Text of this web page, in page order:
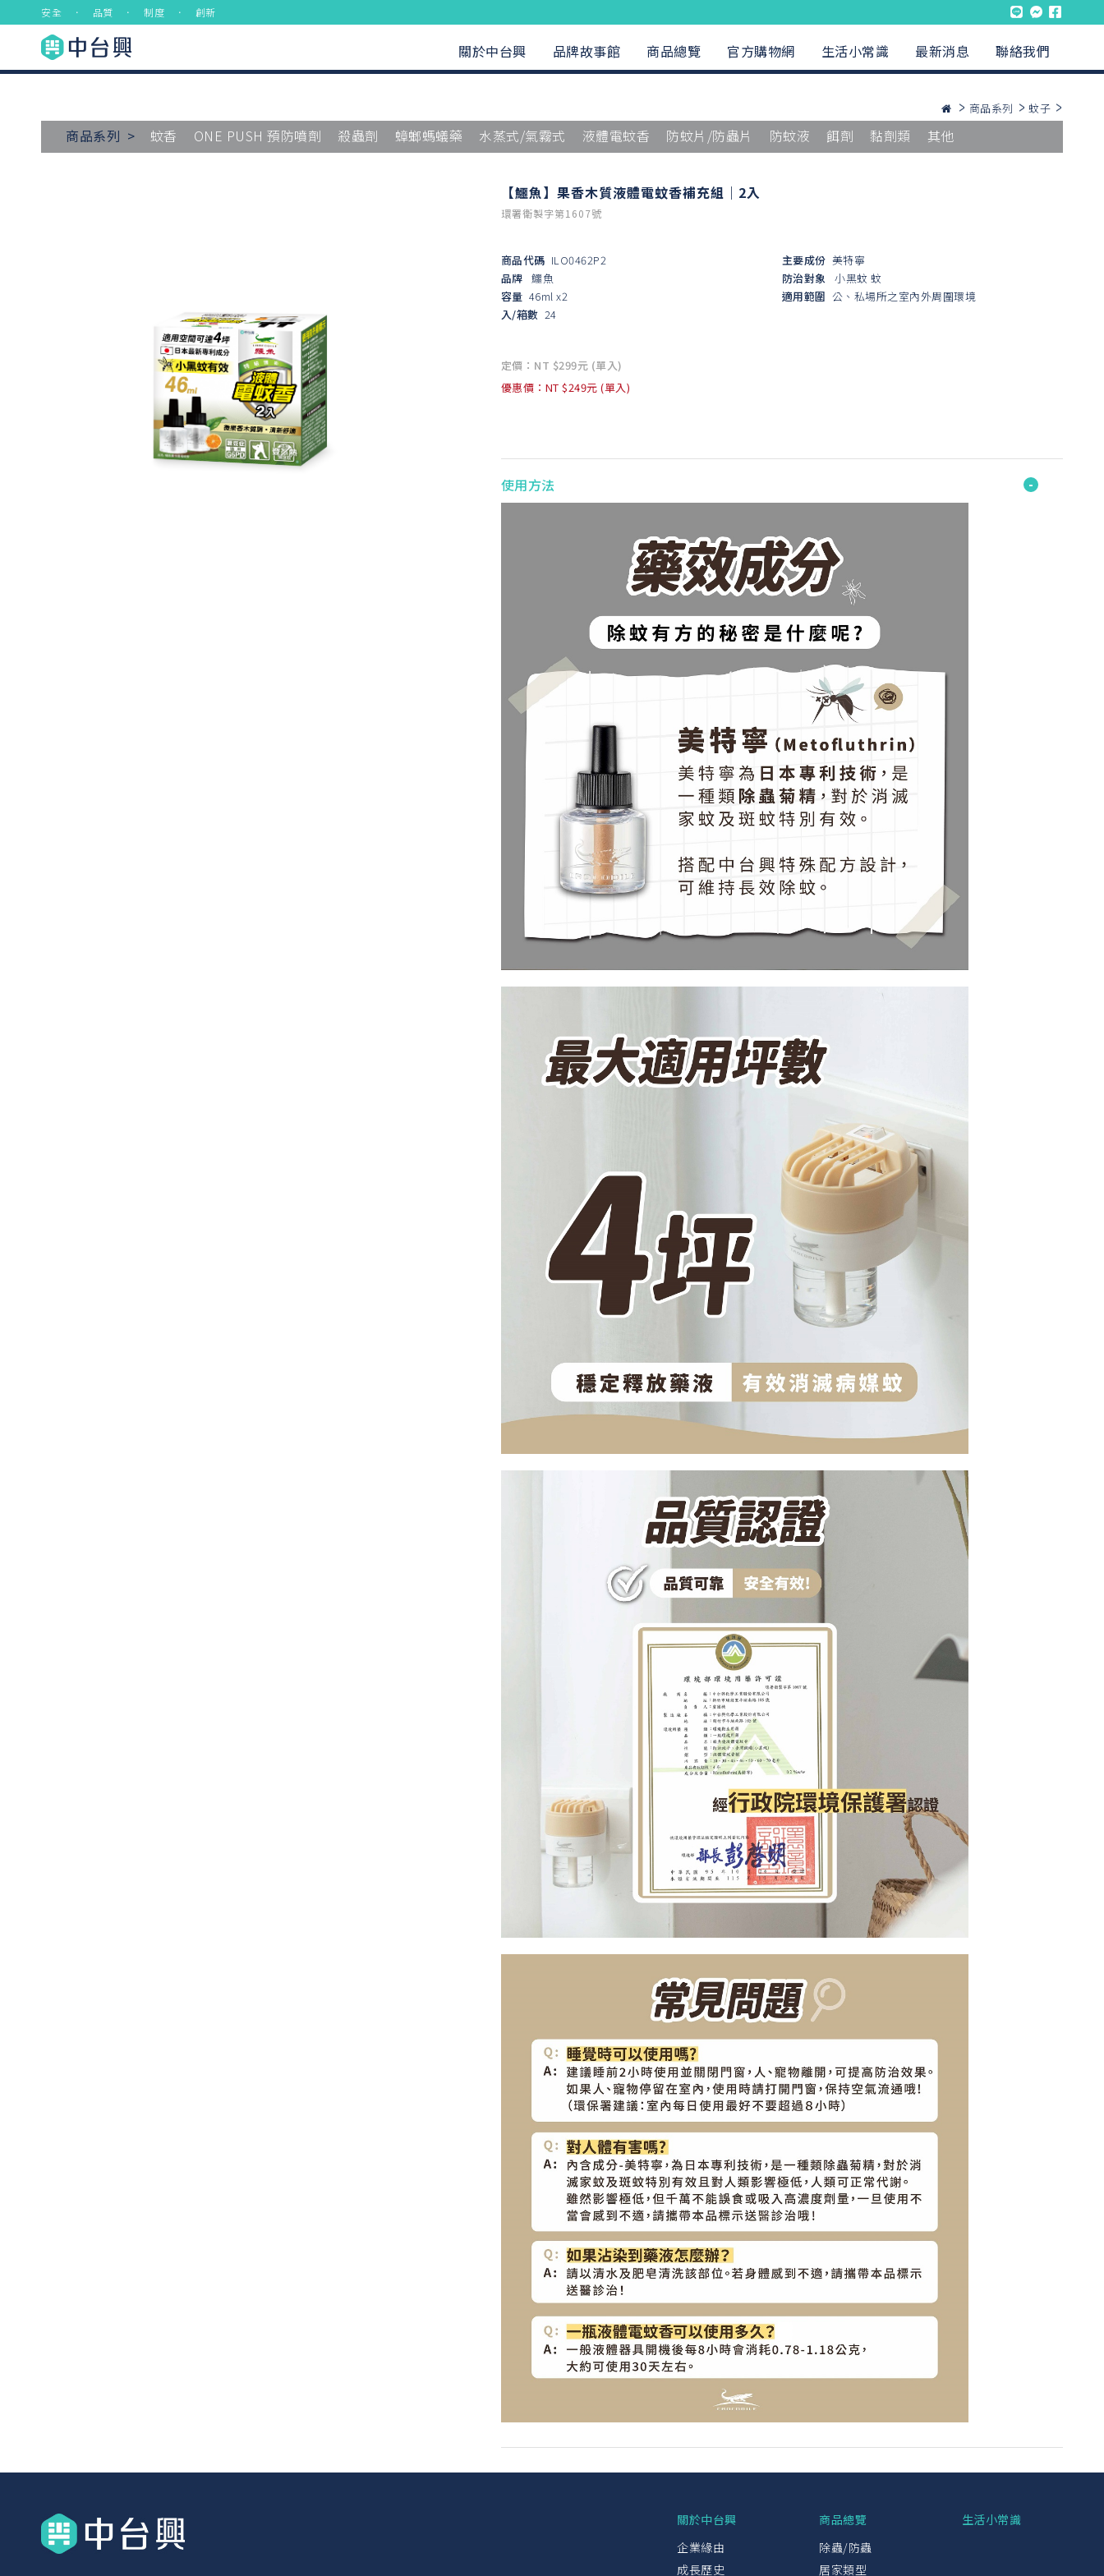
安全 ． 品質 ． 制度 ． 創新
關於中台興 品牌故事館 商品總覽 官方購物網 生活小常識 最新消息 聯絡我們
商品系列 蚊子
商品系列 > 蚊香 ONE PUSH 預防噴劑 殺蟲劑 蟑螂螞蟻藥 水蒸式/氣霧式 液體電蚊香 防蚊片/防蟲片 防蚊液 餌劑 黏劑類 其他
【鱷魚】果香木質液體電蚊香補充組｜2入
環署衛製字第1607號
商品代碼 ILO0462P2
品牌 鱷魚
容量 46ml x2
入/箱數 24
主要成份 美特寧
防治對象
小黑蚊 蚊
適用範圍 公、私場所之室內外周圍環境
定價：NT $299元 (單入)
優惠價：NT $249元 (單入)
使用方法
關於中台興
企業緣由
成長歷史
商品總覽
除蟲/防蟲
居家類型
生活小常識